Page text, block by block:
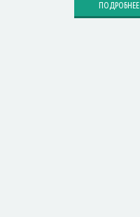
ПОДРОБНЕЕ